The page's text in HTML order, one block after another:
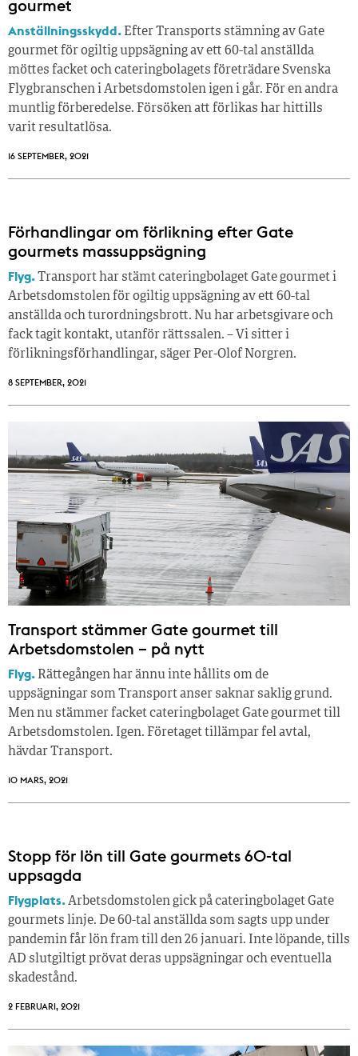
gourmet
Anställningsskydd. Efter Transports stämning av Gate
gourmet för ogiltig uppsägning av ett 60-tal anställda
möttes facket och cateringbolagets företrädare Svenska
Flygbranschen i Arbetsdomstolen igen i går. För en andra
muntlig förberedelse. Försöken att förlikas har hittills
varit resultatlösa.
16 SEPTEMBER, 2021
Förhandlingar om förlikning efter Gate
gourmets massuppsägning
Flyg.Transport har stämt cateringbolaget Gate gourmet i
Arbetsdomstolen för ogiltig uppsägning av ett 60-tal
anställda och turordningsbrott. Nu har arbetsgivare och
fack tagit kontakt, utanför rättssalen. – Vi sitter i
förlikningsförhandlingar, säger Per-Olof Norgren.
8 SEPTEMBER, 2021
Transport stämmer Gate gourmet till
Arbetsdomstolen – på nytt
Flyg. Rättegången har ännu inte hållits om de
uppsägningar som Transport anser saknar saklig grund.
Men nu stämmer facket cateringbolaget Gate gourmet till
Arbetsdomstolen. Igen. Företaget tillämpar fel avtal,
hävdar Transport.
10 MARS, 2021
Stopp för lön till Gate gourmets 60-tal
uppsagda
Flygplats.Arbetsdomstolen gick på cateringbolaget Gate
gourmets linje. De 60-tal anställda som sagts upp under
pandemin får lön fram till den 26 januari. Inte löpande, tills
AD slutgiltigt prövat deras uppsägningar och eventuella
skadestånd.
2 FEBRUARI, 2021